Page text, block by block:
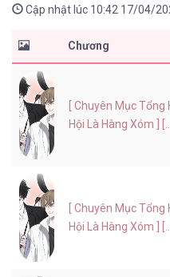
Cập nhật lúc 10:42 17/04/
Chương
[ Chuyên Mục
Hội Là Hàng Xóm ]
[ Chuyên Mục
Hội Là Hàng Xóm ]